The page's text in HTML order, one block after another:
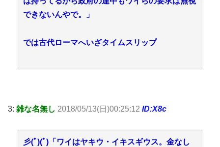
できないんやで。」
では古代ローマへいざタイムスリップ
3: 雑な名無し 2018/05/13(日)00:25:12 ID:X8c
彡(ﾟ)(ﾟ)「ワイはヤキウ・イキスギウス。金なし